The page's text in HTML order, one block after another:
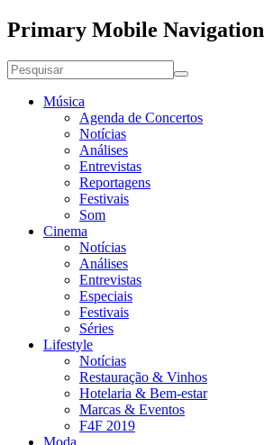
Primary Mobile Navigation
Música
Agenda de Concertos
Notícias
Análises
Entrevistas
Reportagens
Festivais
Som
Cinema
Notícias
Análises
Entrevistas
Especiais
Festivais
Séries
Lifestyle
Notícias
Restauração & Vinhos
Hotelaria & Bem-estar
Marcas & Eventos
F4F 2019
Moda